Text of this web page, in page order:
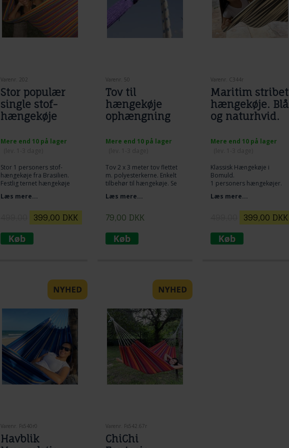
Varenr. 202
Stor populær
single stof-
hængekøje
Mere end 10 på lager
Stor 1 personers stof-
hængekøje fra Brasilien.
Festlig ternet hængekøje
frønser.
Læs mere...
399,00 DKK
Varenr. 50
Tov til
hængekøje
ophængning
Mere end 10 på lager
Tov 2 x 3 meter tov flettet
m. polyesterkerne. Enkelt
tilbehør til hængekøje. Se
dobbelt omkring træ og lav
hængekøje og tov. Den
mest enkelt og praktiske
løsning til ophængning af
hængekøje.
Læs mere...
79,00 DKK
Varenr. C344r
Maritim stribet
hængekøje. Blå
og naturhvid.
Mere end 10 på lager
Klassisk Hængekøje i
Bomuld.
1 personers hængekøjer.
Totallængde 340 cm
Stoflængden er 220 cm
Max. belastning: 180 kg.
Læs mere...
399,00 DKK
Varenr. Fs540r0
Havblik
Varenr. Fs542.67r
ChiChi